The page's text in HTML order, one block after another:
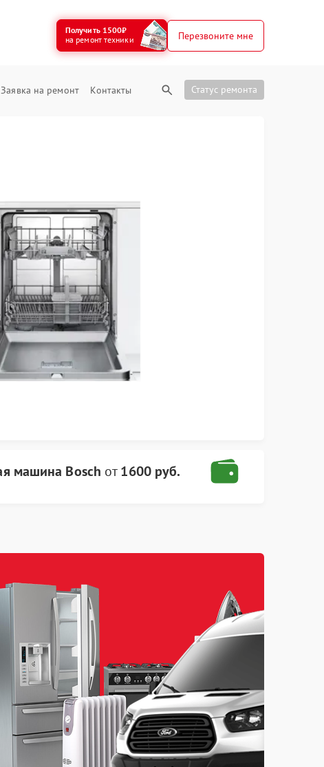
Получить 1500₽
на ремонт техники
Перезвоните мне
Заявка на ремонт Контакты Статус ремонта
машина Bosch от1600 руб.